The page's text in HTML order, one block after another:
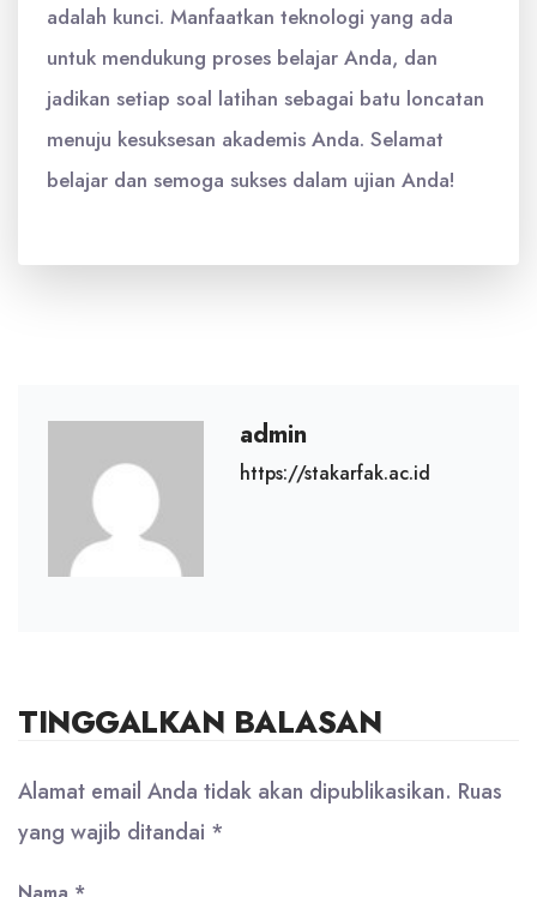
adalah kunci. Manfaatkan teknologi yang ada
untuk mendukung proses belajar Anda, dan
jadikan setiap soal latihan sebagai batu loncatan
menuju kesuksesan akademis Anda. Selamat
belajar dan semoga sukses dalam ujian Anda!
admin
https://stakarfak.ac.id
TINGGALKAN BALASAN
Alamat email Anda tidak akan dipublikasikan. Ruas
yang wajib ditandai *